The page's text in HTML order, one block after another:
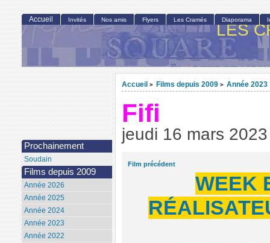
LES
Accueil > Films depuis 2009 > Année 2023
Fifi
jeudi 16 mars 2023
Film précédent
WEEK
Accueil Invités Nos amis Flyers Les Cramés Diaporama
Prochainement
Soudain
Films depuis 2009
Année 2026
Année 2025
Année 2024
Année 2023
Année 2022